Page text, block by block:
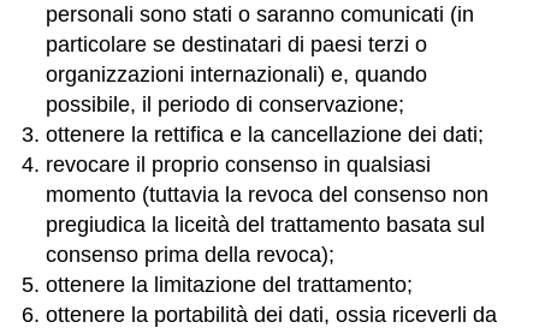
personali sono stati o saranno comunicati (in
particolare se destinatari di paesi terzi o
organizzazioni internazionali) e, quando
possibile, il periodo di conservazione;
ottenere la rettifica e la cancellazione dei dati;
revocare il proprio consenso in qualsiasi
momento (tuttavia la revoca del consenso non
pregiudica la liceità del trattamento basata sul
consenso prima della revoca);
ottenere la limitazione del trattamento;
ottenere la portabilità dei dati, ossia riceverli da